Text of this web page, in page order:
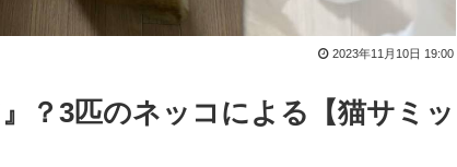
？3匹のネッコによる【猫サミッ
2023年11月10日 19:00